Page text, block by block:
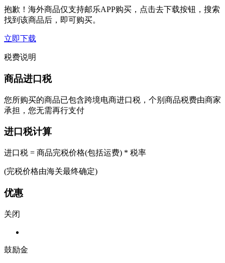
抱歉！海外商品仅支持邮乐APP购买，点击去下载按钮，搜索
找到该商品后，即可购买。
立即下载
税费说明
商品进口税
您所购买的商品已包含跨境电商进口税，个别商品税费由商家
承担，您无需再行支付
进口税计算
进口税 = 商品完税价格(包括运费) * 税率
(完税价格由海关最终确定)
优惠
关闭
鼓励金